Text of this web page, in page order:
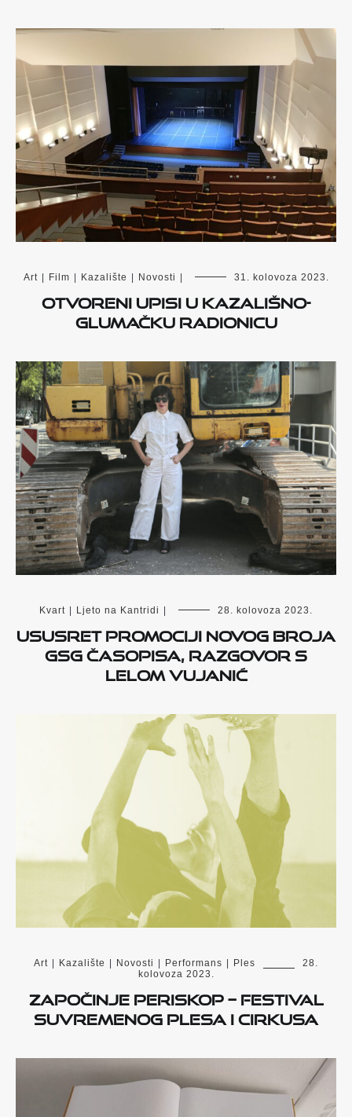
Art | Film | Kazalište | Novosti | 31. kolovoza 2023.
Otvoreni upisi u kazališno-
glumačku radionicu
Kvart | Ljeto na Kantridi | 28. kolovoza 2023.
Ususret promociji novog broja
GSG časopisa, razgovor s
Lelom Vujanić
Art | Kazalište | Novosti | Performans | Ples
28.
kolovoza 2023.
Započinje PERISKOP – festival
suvremenog plesa i cirkusa